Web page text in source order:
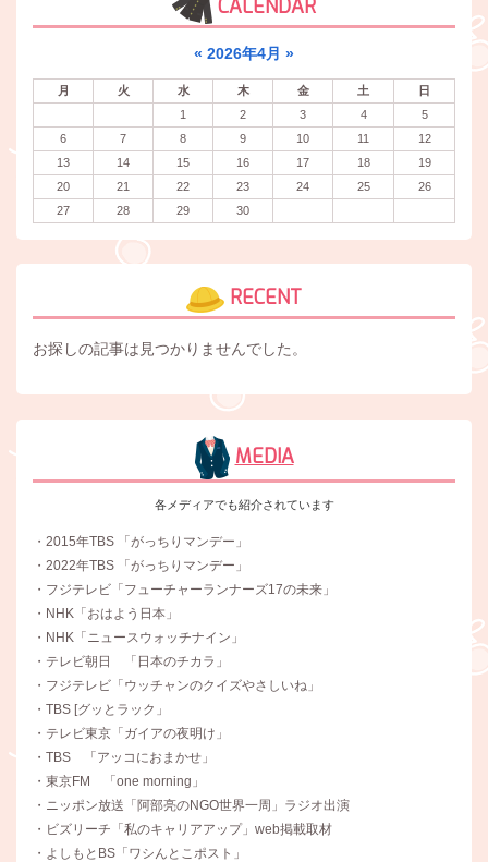
CALENDAR
« 2026年4月 »
月 火 水 木 金 土
日
1
2 3 4
5
6
7 8 9 10 11
12
13
14 15 16 17 18
19
20
21 22 23 24 25
26
27
28 29 30
RECENT
お探しの記事は見つかりませんでした。
MEDIA
各メディアでも紹介されています
・2015年TBS 「がっちりマンデー」
・2022年TBS 「がっちりマンデー」
・フジテレビ「フューチャーランナーズ17の未来」
・NHK「おはよう日本」
・NHK「ニュースウォッチナイン」
・テレビ朝日 「日本のチカラ」
・フジテレビ「ウッチャンのクイズやさしいね」
・TBS [グッとラック」
・テレビ東京「ガイアの夜明け」
・TBS 「アッコにおまかせ」
・東京FM 「one morning」
・ニッポン放送「阿部亮のNGO世界一周」ラジオ出演
・ビズリーチ「私のキャリアアップ」web掲載取材
・よしもとBS「ワシんとこポスト」